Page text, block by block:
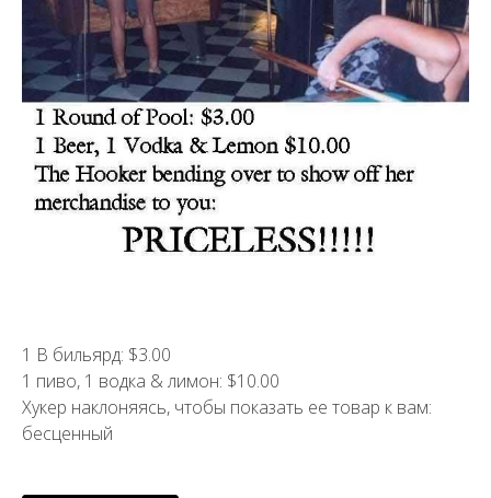
1 В бильярд: $3.00
1 пиво, 1 водка & лимон: $10.00
Хукер наклоняясь, чтобы показать ее товар к вам:
бесценный